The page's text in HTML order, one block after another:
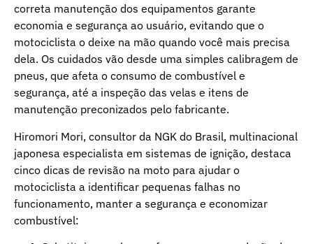
correta manutenção dos equipamentos garante
economia e segurança ao usuário, evitando que o
motociclista o deixe na mão quando você mais precisa
dela. Os cuidados vão desde uma simples calibragem de
pneus, que afeta o consumo de combustível e
segurança, até a inspeção das velas e itens de
manutenção preconizados pelo fabricante.
Hiromori Mori, consultor da NGK do Brasil, multinacional
japonesa especialista em sistemas de ignição, destaca
cinco dicas de revisão na moto para ajudar o
motociclista a identificar pequenas falhas no
funcionamento, manter a segurança e economizar
combustível: